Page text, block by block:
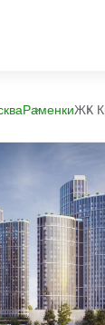
РаменкиЖК